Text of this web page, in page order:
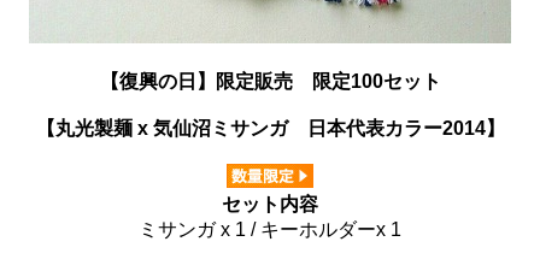
【復興の日】限定販売 限定100セット
【丸光製麺 x 気仙沼ミサンガ 日本代表カラー2014】
セット内容
ミサンガ x 1 / キーホルダーx 1